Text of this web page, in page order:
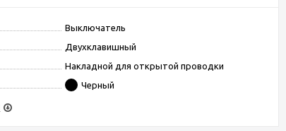
Выключатель
Двухклавишный
Накладной для открытой проводки
Черный